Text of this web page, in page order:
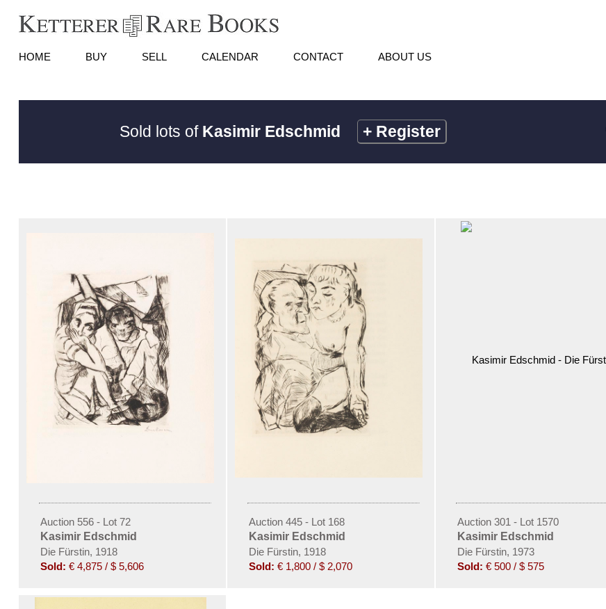
HOME BUY SELL CALENDAR CONTACT ABOUT US
Sold lots of Kasimir Edschmid + Register
Auction 556 - Lot 72
Kasimir Edschmid
Die Fürstin, 1918
Sold: € 4,875 / $ 5,606
Auction 445 - Lot 168
Kasimir Edschmid
Die Fürstin, 1918
Sold: € 1,800 / $ 2,070
Auction 301 - Lot 1570
Kasimir Edschmid
Die Fürstin, 1973
Sold: € 500 / $ 575